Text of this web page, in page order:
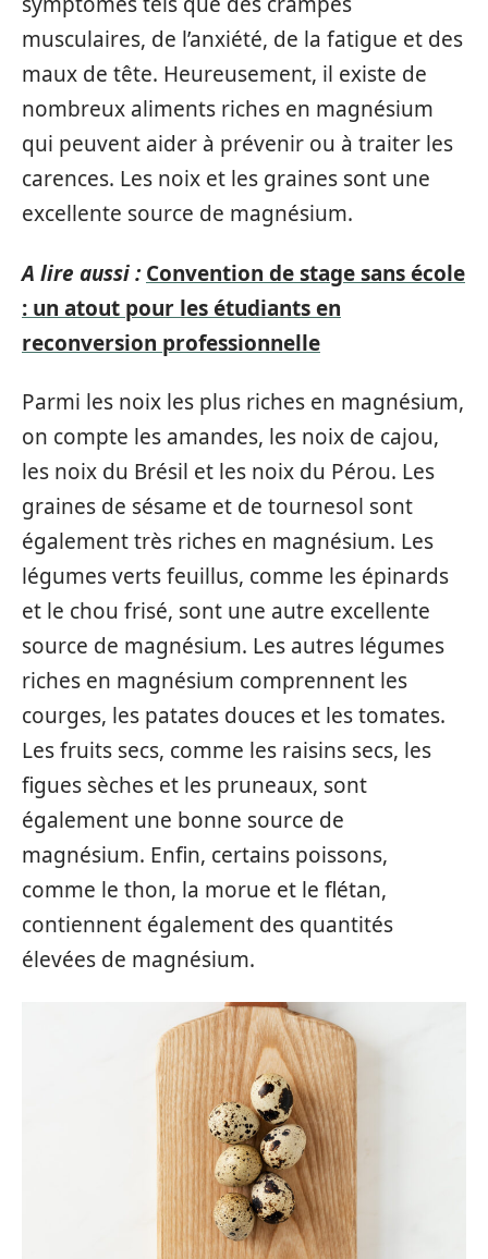
musculaires, de l’anxiété, de la fatigue et des
maux de tête. Heureusement, il existe de
nombreux aliments riches en magnésium
qui peuvent aider à prévenir ou à traiter les
carences. Les noix et les graines sont une
excellente source de magnésium.
A lire aussi : Convention de stage sans école
: un atout pour les étudiants en
reconversion professionnelle
Parmi les noix les plus riches en magnésium,
on compte les amandes, les noix de cajou,
les noix du Brésil et les noix du Pérou. Les
graines de sésame et de tournesol sont
également très riches en magnésium. Les
légumes verts feuillus, comme les épinards
et le chou frisé, sont une autre excellente
source de magnésium. Les autres légumes
riches en magnésium comprennent les
courges, les patates douces et les tomates.
Les fruits secs, comme les raisins secs, les
figues sèches et les pruneaux, sont
également une bonne source de
magnésium. Enfin, certains poissons,
comme le thon, la morue et le flétan,
contiennent également des quantités
élevées de magnésium.